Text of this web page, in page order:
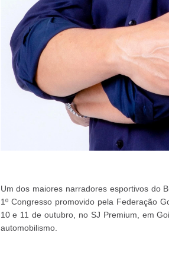
Um dos maiores narradores esportivos do
1º Congresso promovido pela Federação
10 e 11 de outubro, no SJ Premium, em
automobilismo.